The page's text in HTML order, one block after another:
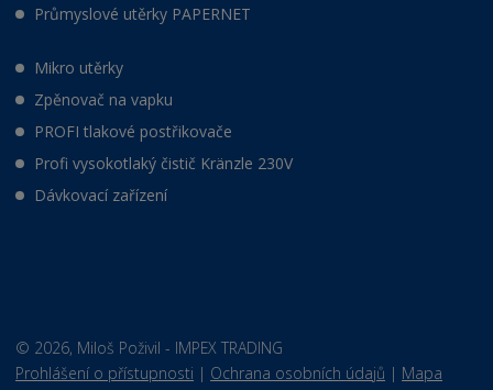
Průmyslové utěrky PAPERNET
Mikro utěrky
Zpěnovač na vapku
PROFI tlakové postřikovače
Profi vysokotlaký čistič Kränzle 230V
Dávkovací zařízení
© 2026, Miloš Poživil - IMPEX TRADING
Prohlášení o přístupnosti | Ochrana osobních údajů | Mapa